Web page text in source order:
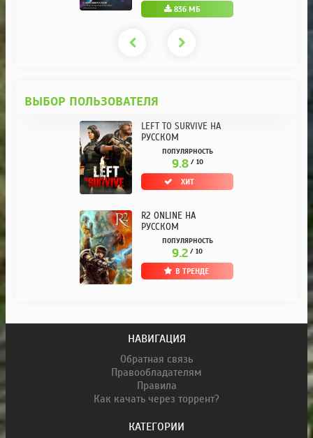
836 МБ
ВЫБОР ПОЛЬЗОВАТЕЛЯ
LEFT TO SURVIVE НА
РУССКОМ
ПОПУЛЯРНОСТЬ
9.8 / 10
ХИТ
R2 ONLINE НА
РУССКОМ
ПОПУЛЯРНОСТЬ
9.2 / 10
В ТРЕНДЕ
НАВИГАЦИЯ
Обратная связь
Правообладателям
Правила
Как качать через торрент?
КАТЕГОРИИ